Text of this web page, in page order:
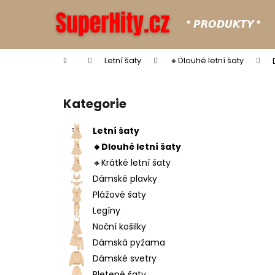
* 𝙋𝙍𝙊𝘿𝙐𝙆𝙏𝙔 *
Domů Letní šaty 🔸Dlouhé letní šaty
Přeskočit
kategorie
Kategorie
Letní šaty
🔸Dlouhé letní šaty
🔸Krátké letní šaty
Dámské plavky
Plážové šaty
Legíny
Noční košilky
Dámská pyžama
Dámské svetry
í
Zpět
do
Zpět
do